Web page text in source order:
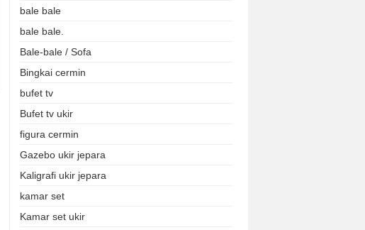
bale bale
bale bale.
Bale-bale / Sofa
Bingkai cermin
bufet tv
Bufet tv ukir
figura cermin
Gazebo ukir jepara
Kaligrafi ukir jepara
kamar set
Kamar set ukir